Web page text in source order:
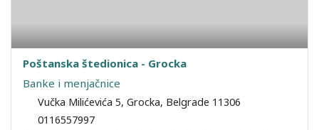
Poštanska štedionica - Grocka
Banke i menjačnice
Vučka Milićevića 5, Grocka, Belgrade 11306
0116557997